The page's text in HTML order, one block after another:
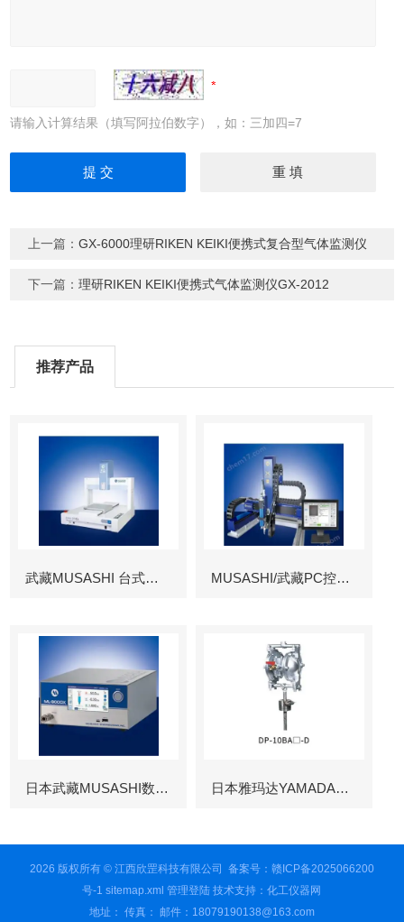
请输入计算结果（填写阿拉伯数字），如：三加四=7
上一篇：GX-6000理研RIKEN KEIKI便携式复合型气体监测仪
下一篇：理研RIKEN KEIKI便携式气体监测仪GX-2012
推荐产品
武藏MUSASHI 台式涂布机械臂 MUSASHI/武藏PC控制图像识别机械臂
日本武藏MUSASHI数字控制点胶机 日本雅玛达YAMADA往复泵
2026 版权所有 © 江西欣罡科技有限公司 备案号：赣ICP备2025066200
号-1 sitemap.xml 管理登陆 技术支持：化工仪器网
地址： 传真： 邮件：18079190138@163.com